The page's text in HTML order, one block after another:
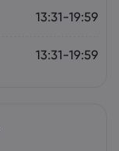
13:31-19:59
13:31-19:59